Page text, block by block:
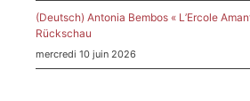
(Deutsch) Antonia Bembos « L’Ercole
Rückschau
mercredi 10 juin 2026